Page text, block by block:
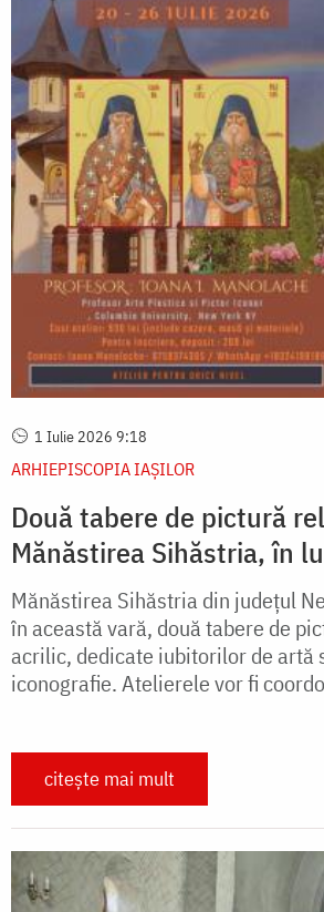
1 Iulie 2026 9:18
ARHIEPISCOPIA IAŞILOR
Două tabere de pictură
Mănăstirea Sihăstria, în
Mănăstirea Sihăstria din județul
în această vară, două tabere de
acrilic, dedicate iubitorilor de artă
iconografie. Atelierele vor fi
citește mai mult